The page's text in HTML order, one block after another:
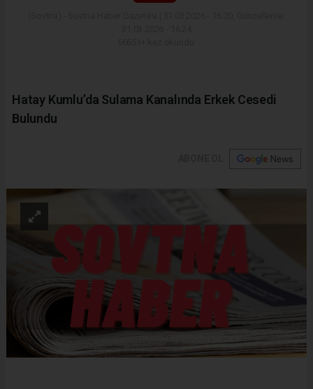
Hatay Kumlu’da Sulama Kanalında Erkek Cesedi
Bulundu